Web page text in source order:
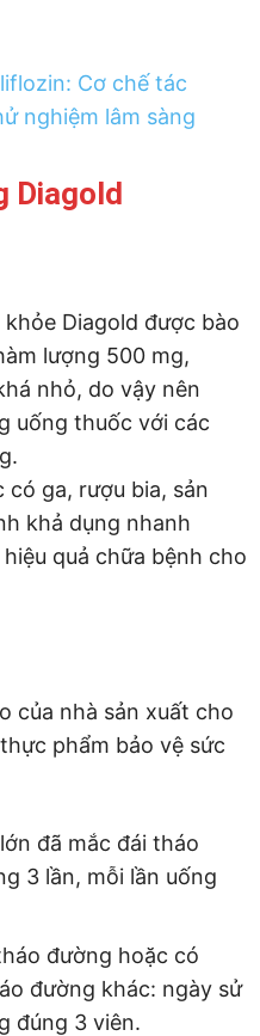
Cơ chế tác
nghiệm lâm sàng
Diagold
Diagold được bào
lượng 500 mg,
nhỏ, do vậy nên
uống thuốc với các
có ga, rượu bia, sản
khả dụng nhanh
quả chữa bệnh cho
của nhà sản xuất cho
phẩm bảo vệ sức
đã mắc đái tháo
3 lần, mỗi lần uống
đường hoặc có
đường khác: ngày sử
đúng 3 viên.